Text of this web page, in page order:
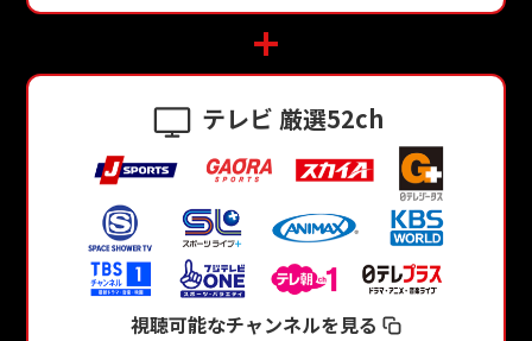
テレビ 厳選52ch
視聴可能なチャンネルを見る